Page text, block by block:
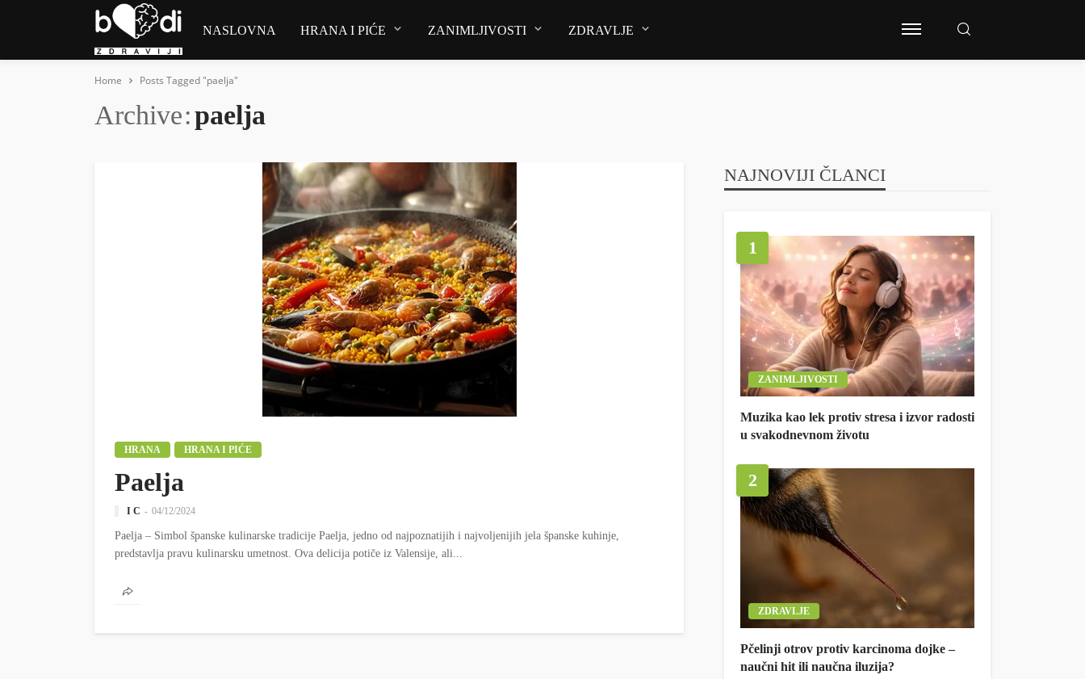
NASLOVNA HRANA I PIĆE ZANIMLJIVOSTI ZDRAVLJE
Home Posts Tagged "paelja"
Archive paelja
HRANA HRANA I PIĆE
Paelja
I C 04/12/2024
Paelja – Simbol španske kulinarske tradicije Paelja, jedno od najpoznatijih i najvoljenijih jela španske kuhinje,
predstavlja pravu kulinarsku umetnost. Ova delicija potiče iz Valensije, ali...
NAJNOVIJI ČLANCI
1
ZANIMLJIVOSTI
Muzika kao lek protiv stresa i izvor radosti
u svakodnevnom životu
2
ZDRAVLJE
Pčelinji otrov protiv karcinoma dojke –
naučni hit ili naučna iluzija?